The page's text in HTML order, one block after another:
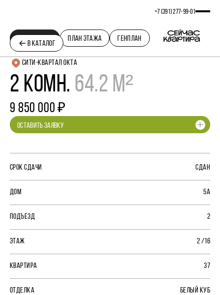
+7 (391) 277‒99‒01
В КАТАЛОГ
ПЛАНИРОВКА ПЛАН ЭТАЖА ГЕНПЛАН
СИТИ-КВАРТАЛ ОКТА
2 КОМН. 64.2 М²
9 850 000 ₽
ОСТАВИТЬ ЗАЯВКУ
СРОК СДАЧИ СДАН
ДОМ 5А
ПОДЪЕЗД 2
ЭТАЖ 2 /16
КВАРТИРА 37
ОТДЕЛКА БЕЛЫЙ КУБ